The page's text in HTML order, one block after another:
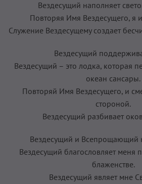
Вездесущий наполняет
Повторяя Имя Вездесущего, я
Служение Вездесущему создает
Вездесущий
Вездесущий – это лодка, которая
океан сансары.
Повторяй Имя Вездесущего, и
стороной.
Вездесущий разбивает
Вездесущий и Всепрощающий
Вездесущий благословляет меня
блаженстве.
Вездесущий являет мне